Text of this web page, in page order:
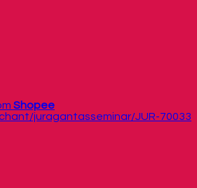
Shopee
juragantasseminar/JUR-70033